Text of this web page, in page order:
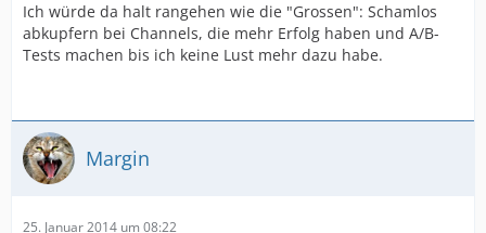
Ich würde da halt rangehen wie die "Grossen": Schamlos
abkupfern bei Channels, die mehr Erfolg haben und A/B-
Tests machen bis ich keine Lust mehr dazu habe.
Margin
25. Januar 2014 um 08:22